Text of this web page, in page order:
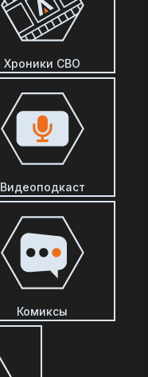
Хроники СВО
Видеоподкаст
Комиксы